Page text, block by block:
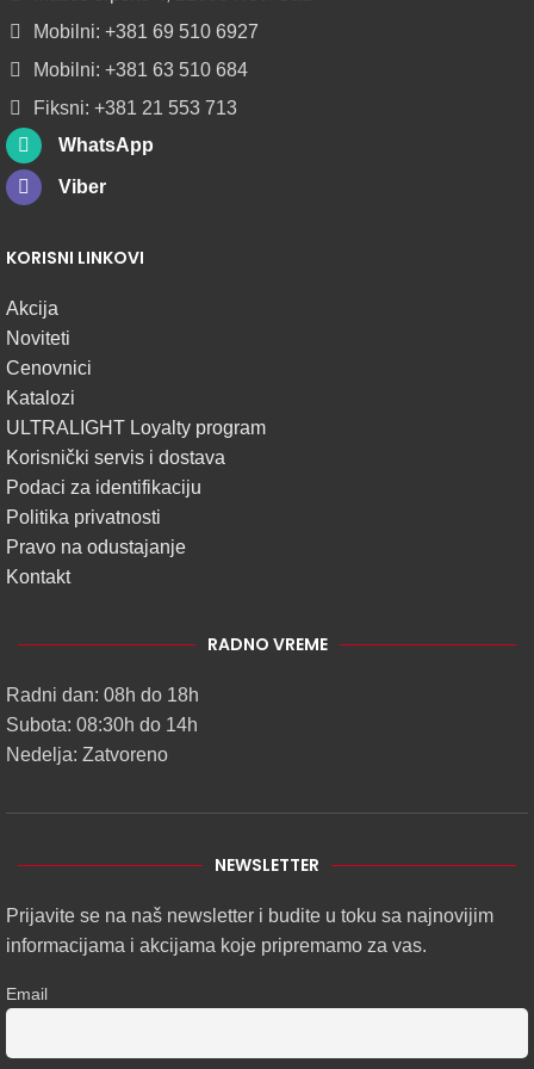
ROLNAMA
POGLEDAJ
Mobilni: +381 69 510 6927
Mobilni: +381 63 510 684
Fiksni: +381 21 553 713
WhatsApp
Viber
KORISNI LINKOVI
Akcija
Noviteti
Cenovnici
Katalozi
ULTRALIGHT Loyalty program
Korisnički servis i dostava
Podaci za identifikaciju
Politika privatnosti
Pravo na odustajanje
Kontakt
RADNO VREME
Radni dan: 08h do 18h
Subota: 08:30h do 14h
Nedelja: Zatvoreno
NEWSLETTER
Prijavite se na naš newsletter i budite u toku sa najnovijim
informacijama i akcijama koje pripremamo za vas.
Email